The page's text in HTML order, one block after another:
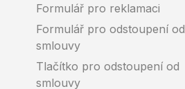
Formulář pro reklamaci
Formulář pro odstoupení od
smlouvy
Tlačítko pro odstoupení od
smlouvy